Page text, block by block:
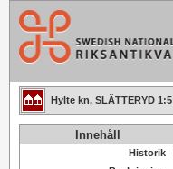
Hylte kn, SLÄTTERYD 1:5
Innehåll
Historik